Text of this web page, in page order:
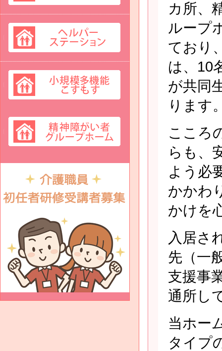
カ所、
ループ
ており
は、10
が共同
ります
こころ
らも、
よう必
かかわ
かけを
入居さ
先（一
支援事
通所し
当ホー
タイプ